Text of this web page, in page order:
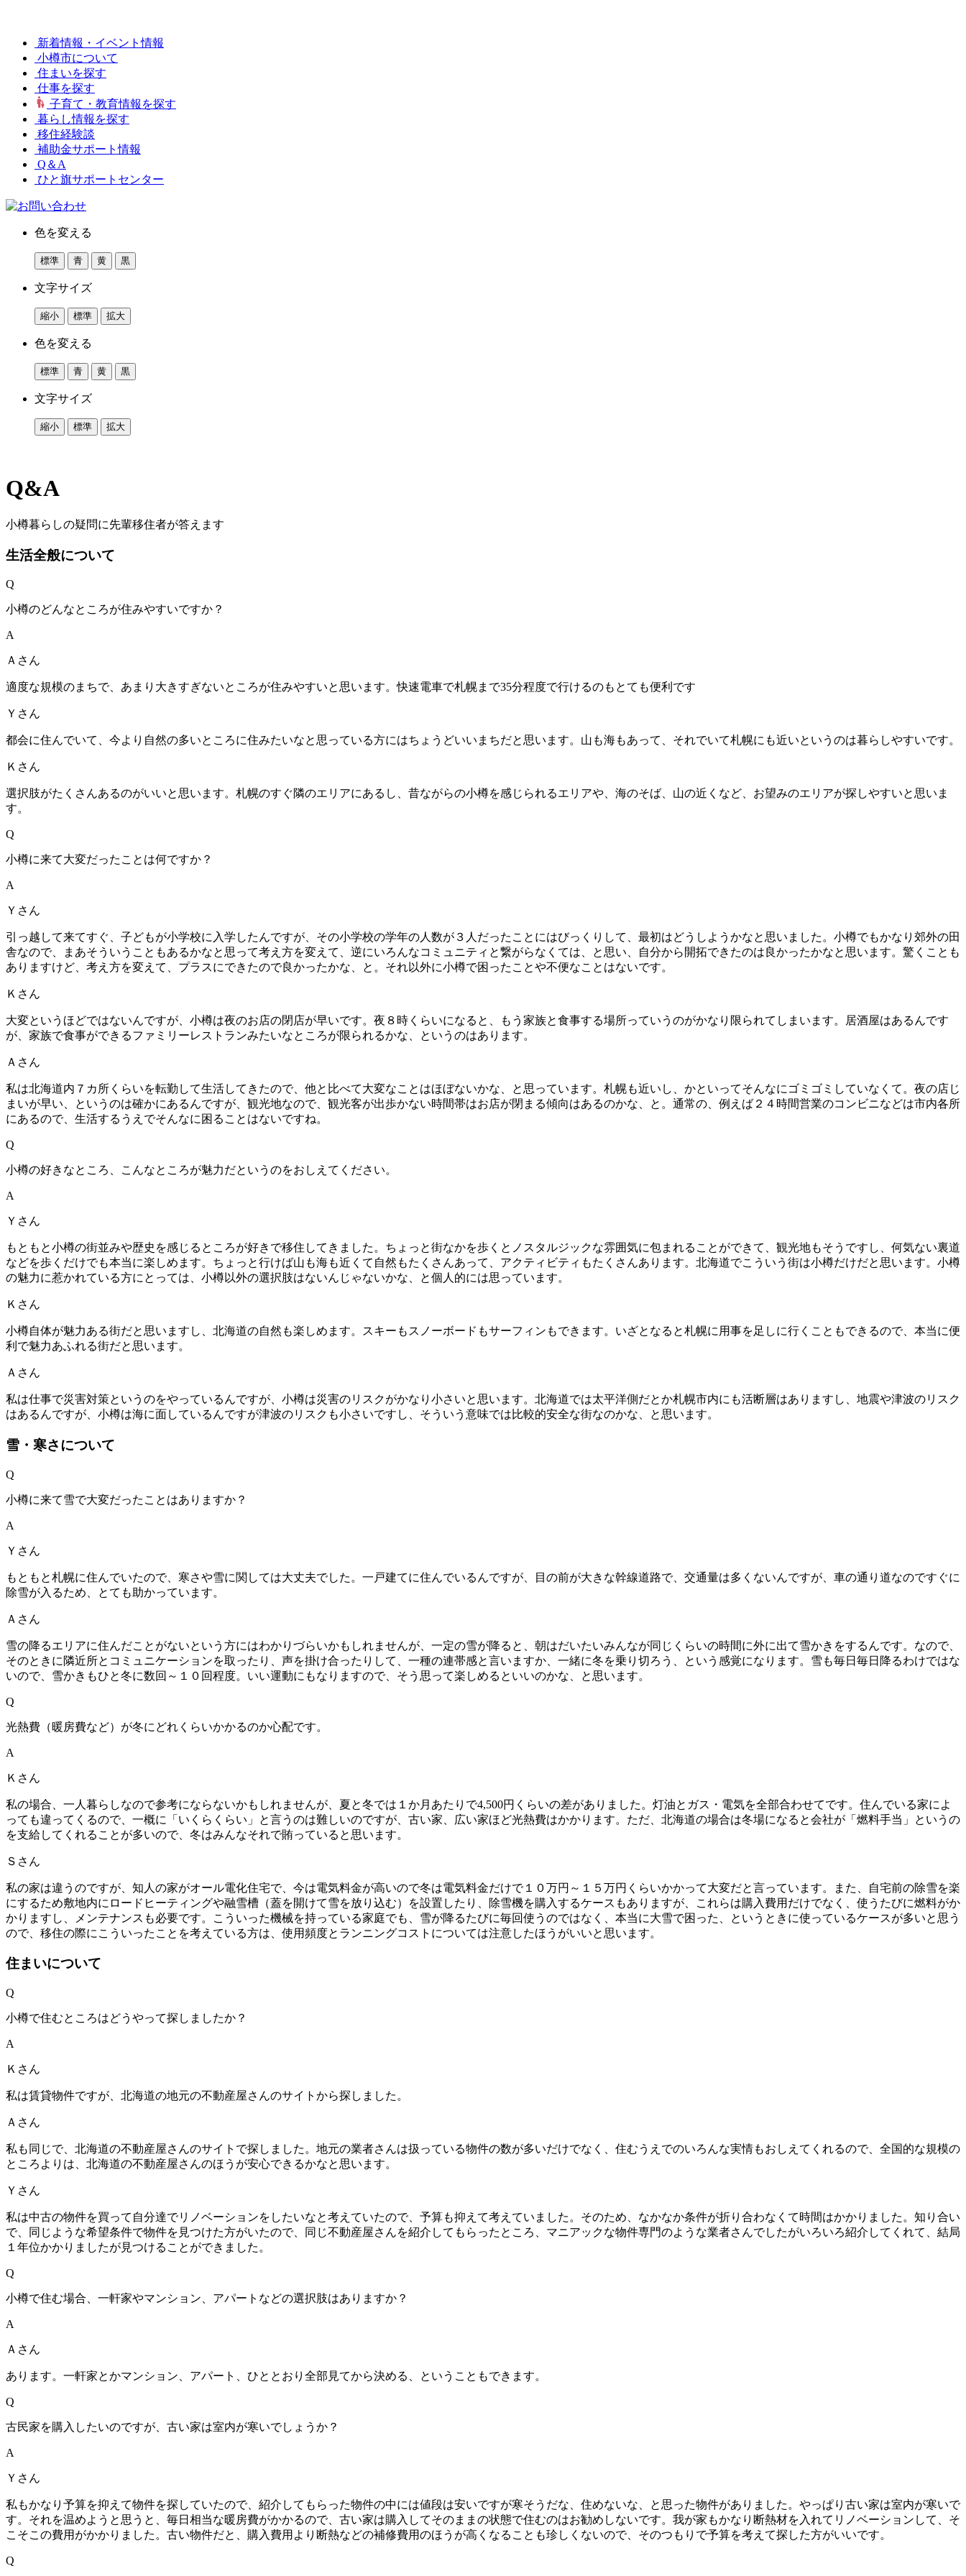
新着情報・イベント情報
小樽市について
住まいを探す
仕事を探す
子育て・教育情報を探す
暮らし情報を探す
移住経験談
補助金サポート情報
Q＆A
ひと旗サポートセンター
色を変える
標準 青 黄 黒
文字サイズ
縮小 標準 拡大
色を変える
標準 青 黄 黒
文字サイズ
縮小 標準 拡大
Q&A
小樽暮らしの疑問に先輩移住者が答えます
生活全般について
Q
小樽のどんなところが住みやすいですか？
A
Ａさん
適度な規模のまちで、あまり大きすぎないところが住みやすいと思います。快速電車で札幌まで35分程度で行けるのもとても便利です
Ｙさん
都会に住んでいて、今より自然の多いところに住みたいなと思っている方にはちょうどいいまちだと思います。山も海もあって、それでいて札幌にも近いというのは暮らしやすいです。
Ｋさん
選択肢がたくさんあるのがいいと思います。札幌のすぐ隣のエリアにあるし、昔ながらの小樽を感じられるエリアや、海のそば、山の近くなど、お望みのエリアが探しやすいと思いま
す。
Q
小樽に来て大変だったことは何ですか？
A
Ｙさん
引っ越して来てすぐ、子どもが小学校に入学したんですが、その小学校の学年の人数が３人だったことにはびっくりして、最初はどうしようかなと思いました。小樽でもかなり郊外の田
舎なので、まあそういうこともあるかなと思って考え方を変えて、逆にいろんなコミュニティと繋がらなくては、と思い、自分から開拓できたのは良かったかなと思います。驚くことも
ありますけど、考え方を変えて、プラスにできたので良かったかな、と。それ以外に小樽で困ったことや不便なことはないです。
Ｋさん
大変というほどではないんですが、小樽は夜のお店の閉店が早いです。夜８時くらいになると、もう家族と食事する場所っていうのがかなり限られてしまいます。居酒屋はあるんです
が、家族で食事ができるファミリーレストランみたいなところが限られるかな、というのはあります。
Ａさん
私は北海道内７カ所くらいを転勤して生活してきたので、他と比べて大変なことはほぼないかな、と思っています。札幌も近いし、かといってそんなにゴミゴミしていなくて。夜の店じ
まいが早い、というのは確かにあるんですが、観光地なので、観光客が出歩かない時間帯はお店が閉まる傾向はあるのかな、と。通常の、例えば２４時間営業のコンビニなどは市内各所
にあるので、生活するうえでそんなに困ることはないですね。
Q
小樽の好きなところ、こんなところが魅力だというのをおしえてください。
A
Ｙさん
もともと小樽の街並みや歴史を感じるところが好きで移住してきました。ちょっと街なかを歩くとノスタルジックな雰囲気に包まれることができて、観光地もそうですし、何気ない裏道
などを歩くだけでも本当に楽しめます。ちょっと行けば山も海も近くて自然もたくさんあって、アクティビティもたくさんあります。北海道でこういう街は小樽だけだと思います。小樽
の魅力に惹かれている方にとっては、小樽以外の選択肢はないんじゃないかな、と個人的には思っています。
Ｋさん
小樽自体が魅力ある街だと思いますし、北海道の自然も楽しめます。スキーもスノーボードもサーフィンもできます。いざとなると札幌に用事を足しに行くこともできるので、本当に便
利で魅力あふれる街だと思います。
Ａさん
私は仕事で災害対策というのをやっているんですが、小樽は災害のリスクがかなり小さいと思います。北海道では太平洋側だとか札幌市内にも活断層はありますし、地震や津波のリスク
はあるんですが、小樽は海に面しているんですが津波のリスクも小さいですし、そういう意味では比較的安全な街なのかな、と思います。
雪・寒さについて
Q
小樽に来て雪で大変だったことはありますか？
A
Ｙさん
もともと札幌に住んでいたので、寒さや雪に関しては大丈夫でした。一戸建てに住んでいるんですが、目の前が大きな幹線道路で、交通量は多くないんですが、車の通り道なのですぐに
除雪が入るため、とても助かっています。
Ａさん
雪の降るエリアに住んだことがないという方にはわかりづらいかもしれませんが、一定の雪が降ると、朝はだいたいみんなが同じくらいの時間に外に出て雪かきをするんです。なので、
そのときに隣近所とコミュニケーションを取ったり、声を掛け合ったりして、一種の連帯感と言いますか、一緒に冬を乗り切ろう、という感覚になります。雪も毎日毎日降るわけではな
いので、雪かきもひと冬に数回～１０回程度。いい運動にもなりますので、そう思って楽しめるといいのかな、と思います。
Q
光熱費（暖房費など）が冬にどれくらいかかるのか心配です。
A
Ｋさん
私の場合、一人暮らしなので参考にならないかもしれませんが、夏と冬では１か月あたりで4,500円くらいの差がありました。灯油とガス・電気を全部合わせてです。住んでいる家によ
っても違ってくるので、一概に「いくらくらい」と言うのは難しいのですが、古い家、広い家ほど光熱費はかかります。ただ、北海道の場合は冬場になると会社が「燃料手当」というの
を支給してくれることが多いので、冬はみんなそれで賄っていると思います。
Ｓさん
私の家は違うのですが、知人の家がオール電化住宅で、今は電気料金が高いので冬は電気料金だけで１０万円～１５万円くらいかかって大変だと言っています。また、自宅前の除雪を楽
にするため敷地内にロードヒーティングや融雪槽（蓋を開けて雪を放り込む）を設置したり、除雪機を購入するケースもありますが、これらは購入費用だけでなく、使うたびに燃料がか
かりますし、メンテナンスも必要です。こういった機械を持っている家庭でも、雪が降るたびに毎回使うのではなく、本当に大雪で困った、というときに使っているケースが多いと思う
ので、移住の際にこういったことを考えている方は、使用頻度とランニングコストについては注意したほうがいいと思います。
住まいについて
Q
小樽で住むところはどうやって探しましたか？
A
Ｋさん
私は賃貸物件ですが、北海道の地元の不動産屋さんのサイトから探しました。
Ａさん
私も同じで、北海道の不動産屋さんのサイトで探しました。地元の業者さんは扱っている物件の数が多いだけでなく、住むうえでのいろんな実情もおしえてくれるので、全国的な規模の
ところよりは、北海道の不動産屋さんのほうが安心できるかなと思います。
Ｙさん
私は中古の物件を買って自分達でリノベーションをしたいなと考えていたので、予算も抑えて考えていました。そのため、なかなか条件が折り合わなくて時間はかかりました。知り合い
で、同じような希望条件で物件を見つけた方がいたので、同じ不動産屋さんを紹介してもらったところ、マニアックな物件専門のような業者さんでしたがいろいろ紹介してくれて、結局
１年位かかりましたが見つけることができました。
Q
小樽で住む場合、一軒家やマンション、アパートなどの選択肢はありますか？
A
Ａさん
あります。一軒家とかマンション、アパート、ひととおり全部見てから決める、ということもできます。
Q
古民家を購入したいのですが、古い家は室内が寒いでしょうか？
A
Ｙさん
私もかなり予算を抑えて物件を探していたので、紹介してもらった物件の中には値段は安いですが寒そうだな、住めないな、と思った物件がありました。やっぱり古い家は室内が寒いで
す。それを温めようと思うと、毎日相当な暖房費がかかるので、古い家は購入してそのままの状態で住むのはお勧めしないです。我が家もかなり断熱材を入れてリノベーションして、そ
こそこの費用がかかりました。古い物件だと、購入費用より断熱などの補修費用のほうが高くなることも珍しくないので、そのつもりで予算を考えて探した方がいいです。
Q